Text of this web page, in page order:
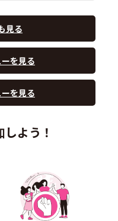
見る
を見る
を見る
よう！